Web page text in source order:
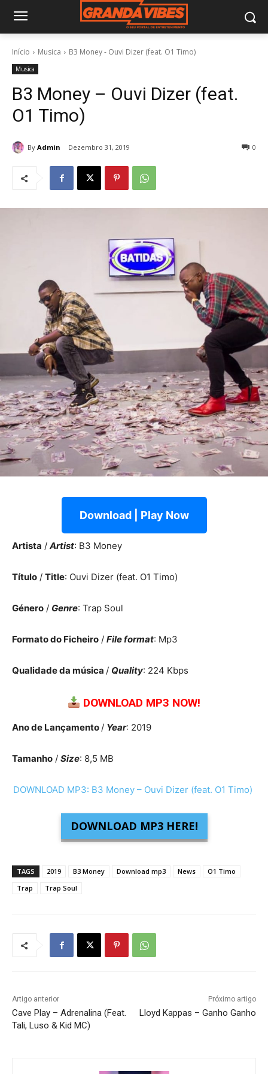
Início Musica B3 Money - Ouvi Dizer (feat. O1 Timo)
Musica
B3 Money – Ouvi Dizer (feat.
O1 Timo)
By Admin Dezembro 31, 2019 0
Download | Play Now
Artista / Artist: B3 Money
Título / Title: Ouvi Dizer (feat. O1 Timo)
Género / Genre: Trap Soul
Formato do Ficheiro / File format: Mp3
Qualidade da música / Quality: 224 Kbps
DOWNLOAD MP3 NOW!
Ano de Lançamento / Year: 2019
Tamanho / Size: 8,5 MB
DOWNLOAD MP3: B3 Money – Ouvi Dizer (feat. O1 Timo)
DOWNLOAD MP3 HERE!
TAGS 2019 B3 Money Download mp3 News
O1 Timo
Trap
Trap Soul
Artigo anterior
Cave Play – Adrenalina (Feat.
Tali, Luso & Kid MC)
Próximo artigo
Lloyd Kappas – Ganho Ganho